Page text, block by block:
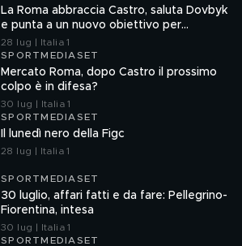
La Roma abbraccia Castro, saluta Dovbyk
e punta a un nuovo obiettivo per
l'attacco
28 lug | Italia 1
SPORTMEDIASET
Mercato Roma, dopo Castro il prossimo
colpo è in difesa?
30 lug | Italia 1
SPORTMEDIASET
Il lunedì nero della Figc
28 lug | Italia 1
SPORTMEDIASET
30 luglio, affari fatti e da fare: Pellegrino-
Fiorentina, intesa
30 lug | Italia 1
SPORTMEDIASET